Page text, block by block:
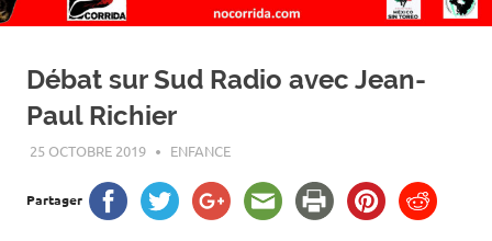
corrida
Débat sur Sud Radio avec Jean-
Paul Richier
25 OCTOBRE 2019 ROGER LAHANA
ENFANCE
Partager